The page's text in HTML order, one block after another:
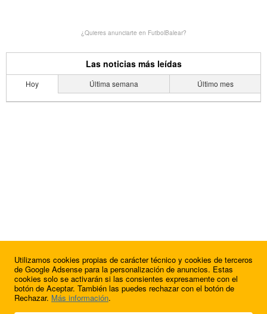
¿Quieres anunciarte en FutbolBalear?
Las noticias más leídas
Hoy Última semana Último mes
Utilizamos cookies propias de carácter técnico y cookies de terceros
de Google Adsense para la personalización de anuncios. Estas
cookies solo se activarán si las consientes expresamente con el
botón de Aceptar. También las puedes rechazar con el botón de
Rechazar. Más información.